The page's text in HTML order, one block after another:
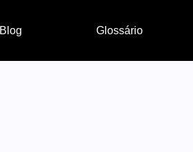
Blog Glossário